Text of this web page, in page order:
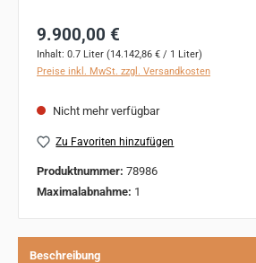
Regulärer Preis:
9.900,00 €
Inhalt: 0.7 Liter (14.142,86 € / 1 Liter)
Preise inkl. MwSt. zzgl. Versandkosten
Nicht mehr verfügbar
Zu Favoriten hinzufügen
Produktnummer: 78986
Maximalabnahme: 1
Beschreibung